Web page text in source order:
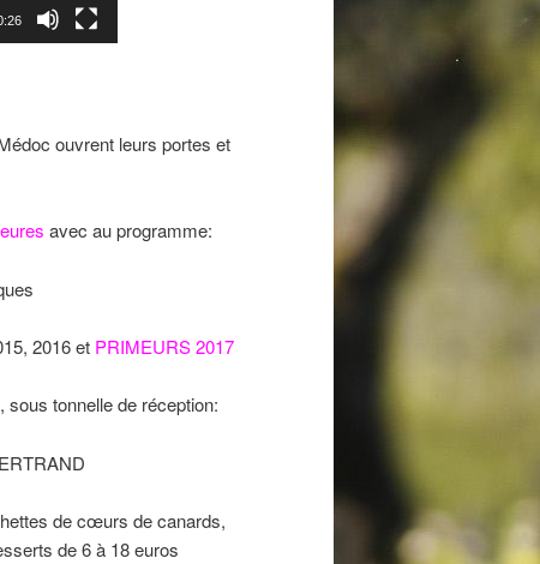
ouvrent leurs portes et
avec au programme:
2016 etPRIMEURS 2017
tonnelle de réception:
de cœurs de canards,
de 6 à 18 euros